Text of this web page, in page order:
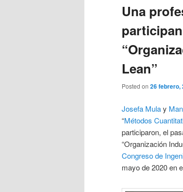
Una
Lean”
Posted on 26 febrero,
Josefa Mulay
“Métodos
participaron, el
“Organización
Congreso de
mayo de 2020 en